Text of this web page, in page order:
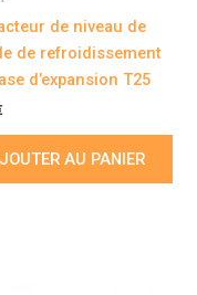
de niveau de
de refroidissement
d’expansion T25
AU PANIER